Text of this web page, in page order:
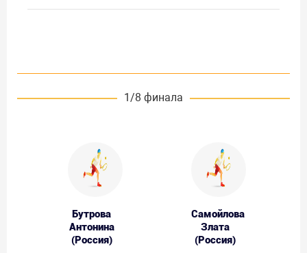
1/8 финала
Бутрова
Антонина
(Россия)
Самойлова
Злата
(Россия)